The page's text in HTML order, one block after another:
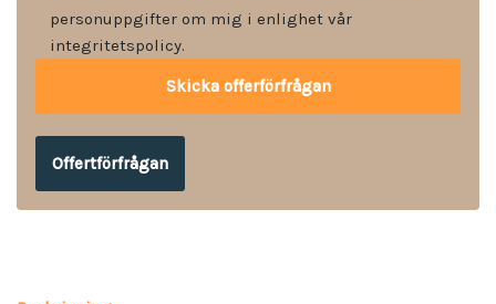
personuppgifter om mig i enlighet vår
integritetspolicy.
Offertförfrågan